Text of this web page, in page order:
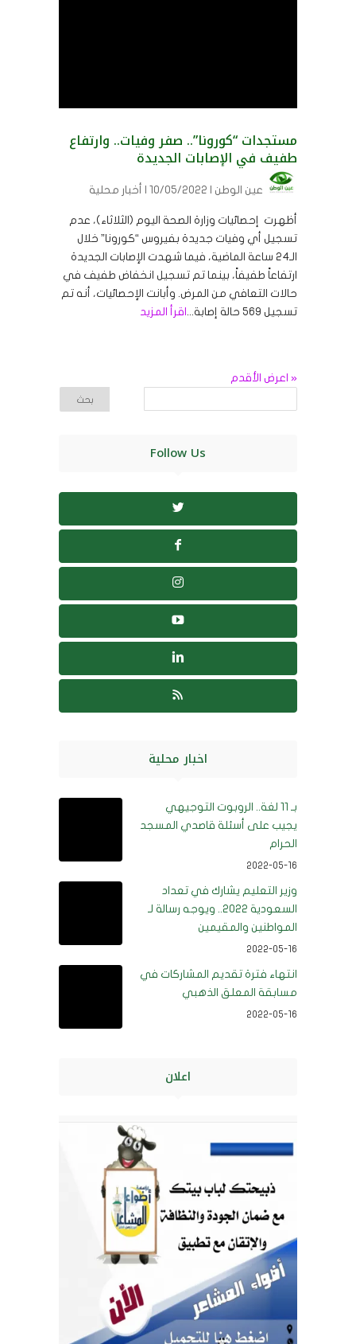
مستجدات “كورونا”.. صفر وفيات.. وارتفاع
طفيف في الإصابات الجديدة
عين الوطن
أظهرت إحصائيات وزارة الصحة اليوم (الثلاثاء)، عدم
تسجيل أي وفيات جديدة بفيروس “كورونا” خلال
الـ24 ساعة الماضية، فيما شهدت الإصابات الجديدة
ارتفاعاً طفيفاً، بينما تم تسجيل انخفاض طفيف في
حالات التعافي من المرض. وأبانت الإحصائيات، أنه تم
تسجيل 569 حالة إصابة...
اقرأ المزيد
« اعرض الأقدم
Follow Us
اخبار محلية
بـ 11 لغة.. الروبوت التوجيهي
يجيب على أسئلة قاصدي المسجد
الحرام
2022-05-16
وزير التعليم يشارك في تعداد
السعودية 2022.. ويوجه رسالة لـ
المواطنين والمقيمين
2022-05-16
انتهاء فترة تقديم المشاركات في
مسابقة المعلق الذهبي
2022-05-16
اعلان